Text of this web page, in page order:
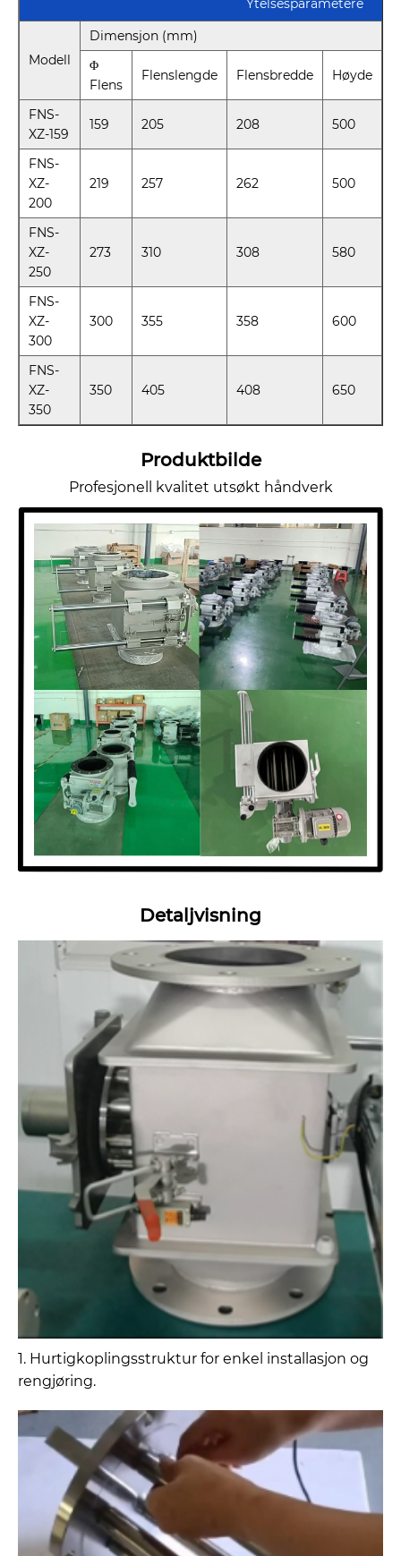
Ytelsesparametere
Modell
Dimensjon (mm)
Φ
Flens
Flenslengde Flensbredde Høyde
FNS-
XZ-159
159 205 208 500
FNS-
XZ-
200
219 257 262 500
FNS-
XZ-
250
273 310 308 580
FNS-
XZ-
300
300 355 358 600
FNS-
XZ-
350
350 405 408 650
Produktbilde
Profesjonell kvalitet utsøkt håndverk
Detaljvisning
1. Hurtigkoplingsstruktur for enkel installasjon og
rengjøring.